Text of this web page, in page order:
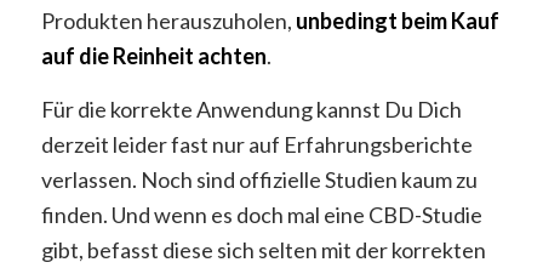
Produkten herauszuholen, unbedingt beim Kauf
auf die Reinheit achten.
Für die korrekte Anwendung kannst Du Dich
derzeit leider fast nur auf Erfahrungsberichte
verlassen. Noch sind offizielle Studien kaum zu
finden. Und wenn es doch mal eine CBD-Studie
gibt, befasst diese sich selten mit der korrekten